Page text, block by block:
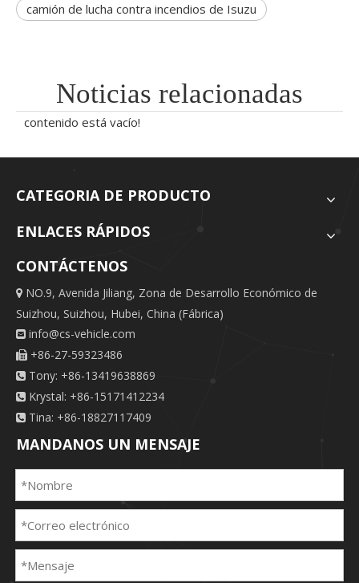
camión de lucha contra incendios de Isuzu
Noticias relacionadas
contenido está vacío!
CATEGORIA DE PRODUCTO
ENLACES RÁPIDOS
CONTÁCTENOS
 NO.9, Avenida Jiliang, Zona de Desarrollo Económico de
Suizhou, Suizhou, Hubei, China (Fábrica)
 info@cs-vehicle.com
 +86-27-59323486
 Tony: +86-13419638869
 Krystal: +86-15171412234
 Tina: +86-18827117409
MANDANOS UN MENSAJE